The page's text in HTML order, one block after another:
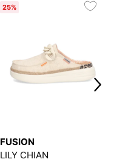
25%
FUSION
LILY CHIAN